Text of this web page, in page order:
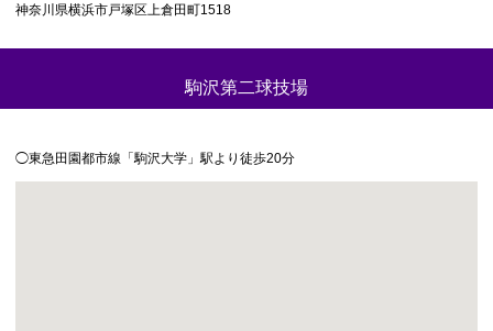
神奈川県横浜市戸塚区上倉田町1518
駒沢第二球技場
◯東急田園都市線「駒沢大学」駅より徒歩20分